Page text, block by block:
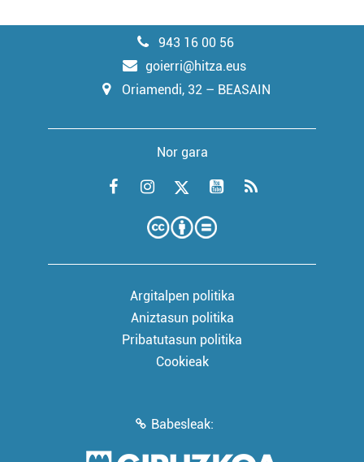
943 16 00 56
goierri@hitza.eus
Oriamendi, 32 – BEASAIN
Nor gara
Argitalpen politika
Aniztasun politika
Pribatutasun politika
Cookieak
Babesleak: